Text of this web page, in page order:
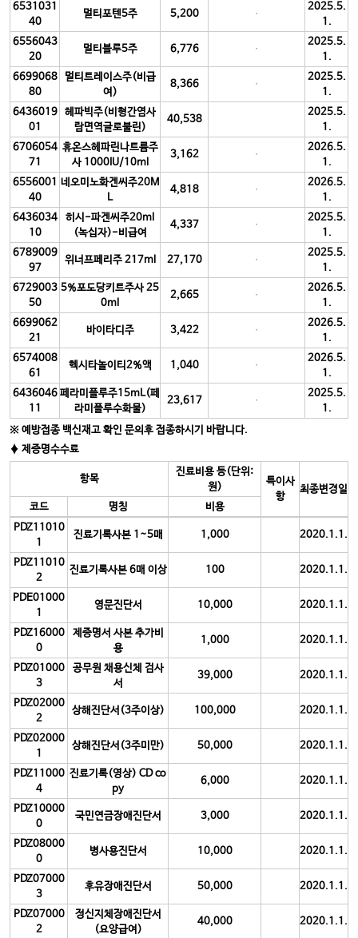
6531031
40
멀티포텐5주 5,200
2025.5.
1.
6556043
20
멀티블루5주 6,776
2025.5.
1.
6699068
80
멀티트레이스주(비급
여)
8,366
2025.5.
1.
6436019
01
헤파빅주(비형간염사
람면역글로불린)
40,538
2025.5.
1.
6706054
71
휴온스헤파린나트륨주
사 1000IU/10ml
3,162
2026.5.
1.
6556001
40
네오미노화겐씨주20M
L
4,818
2026.5.
1.
6436034
10
히시-파겐씨주20ml
(녹십자)-비급여
4,337
2025.5.
1.
6789009
97
위너프페리주 217ml 27,170
2025.5.
1.
6729003
50
5%포도당키트주사 25
0ml
2,665
2026.5.
1.
6699062
21
바이타디주 3,422
2026.5.
1.
6574008
61
헥시타놀이티2%액 1,040
2026.5.
1.
6436046
11
페라미플루주15mL(페
라미플루수화물)
23,617
2025.5.
1.
※ 예방접종 백신재고 확인 문의후 접종하시기 바랍니다.
♦ 제증명수수료
항목
진료비용 등(단위:
원)
특이사
항
최종변경일
코드
명칭
비용
PDZ11010
1
진료기록사본 1~5매 1,000 2020.1.1.
PDZ11010
2
진료기록사본 6매 이상 100 2020.1.1.
PDE01000
1
영문진단서 10,000 2020.1.1.
PDZ16000
0
제증명서 사본 추가비
용
1,000 2020.1.1.
PDZ01000
3
공무원 채용신체 검사
서
39,000 2020.1.1.
PDZ02000
2
상해진단서(3주이상) 100,000 2020.1.1.
PDZ02000
1
상해진단서(3주미만) 50,000 2020.1.1.
PDZ11000
4
진료기록(영상) CD co
py
6,000 2020.1.1.
PDZ10000
0
국민연금장애진단서 3,000 2020.1.1.
PDZ08000
0
병사용진단서 10,000 2020.1.1.
PDZ07000
3
후유장애진단서 50,000 2020.1.1.
PDZ07000
2
정신지체장애진단서
(요양급여)
40,000 2020.1.1.